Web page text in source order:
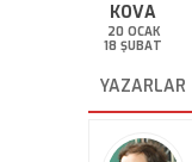
KOVA
20 OCAK
18 ŞUBAT
YAZARLAR